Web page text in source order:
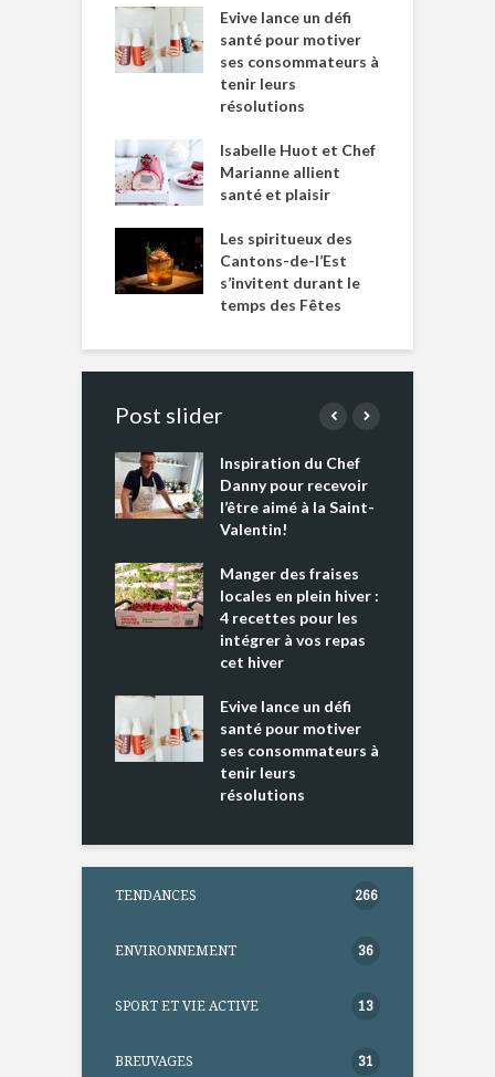
Evive lance un défi
santé pour motiver
ses consommateurs à
tenir leurs
résolutions
Isabelle Huot et Chef
Marianne allient
santé et plaisir
Les spiritueux des
Cantons-de-l’Est
s’invitent durant le
temps des Fêtes
Post slider
Inspiration du Chef
Danny pour recevoir
l’être aimé à la Saint-
Valentin!
Manger des fraises
locales en plein hiver :
4 recettes pour les
intégrer à vos repas
cet hiver
Evive lance un défi
santé pour motiver
ses consommateurs à
tenir leurs
résolutions
TENDANCES 266
ENVIRONNEMENT 36
SPORT ET VIE ACTIVE 13
BREUVAGES 31